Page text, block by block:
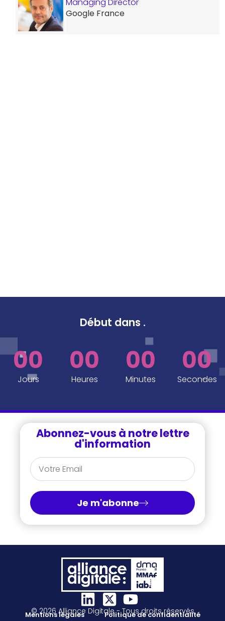
Google France
Début dans .
00
Jours
00
Heures
00
Minutes
00
Secondes
Abonnez-vous à notre lettre
d'information
Je m'abonne
© 2026 Alliance Digitale - Tous droits réservés
Mentions légales Politique de confidentialité